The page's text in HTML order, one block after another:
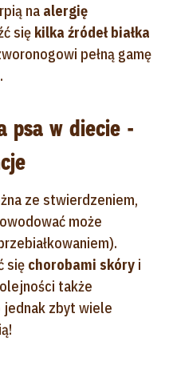
na alergię
się kilka źródeł białka
pełną gamę
psa w diecie -
ze stwierdzeniem,
może
się chorobami skóry i
także
jednak zbyt wiele